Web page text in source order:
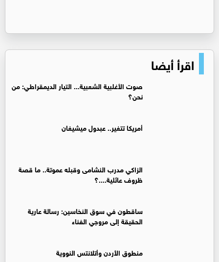
اقرأ أيضا
صوت الأغلبية الشعبية... التيار الديمقراطي: من
نحن؟
أمريكا تتغير.. عبدول ميشيغان
الزاكي مدرب النشامى وقبله عموتة.. ما قصة
ظروف عائلية....؟
ساقطون في سوق النخاسين: رسالة عارية
الحقيقة إلى مروجي الفناء
منطوق الأردن وأتلانتس النووية